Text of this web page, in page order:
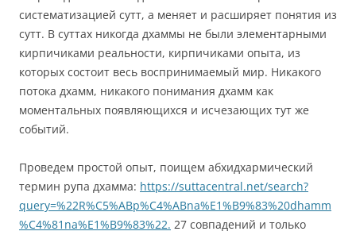
систематизацией сутт, а меняет и расширяет понятия из
сутт. В суттах никогда дхаммы не были элементарными
кирпичиками реальности, кирпичиками опыта, из
которых состоит весь воспринимаемый мир. Никакого
потока дхамм, никакого понимания дхамм как
моментальных появляющихся и исчезающих тут же
событий.
Проведем простой опыт, поищем абхидхармический
термин рупа дхамма: https://suttacentral.net/search?
query=%22R%C5%ABp%C4%ABna%E1%B9%83%20dhamm
%C4%81na%E1%B9%83%22. 27 совпадений и только